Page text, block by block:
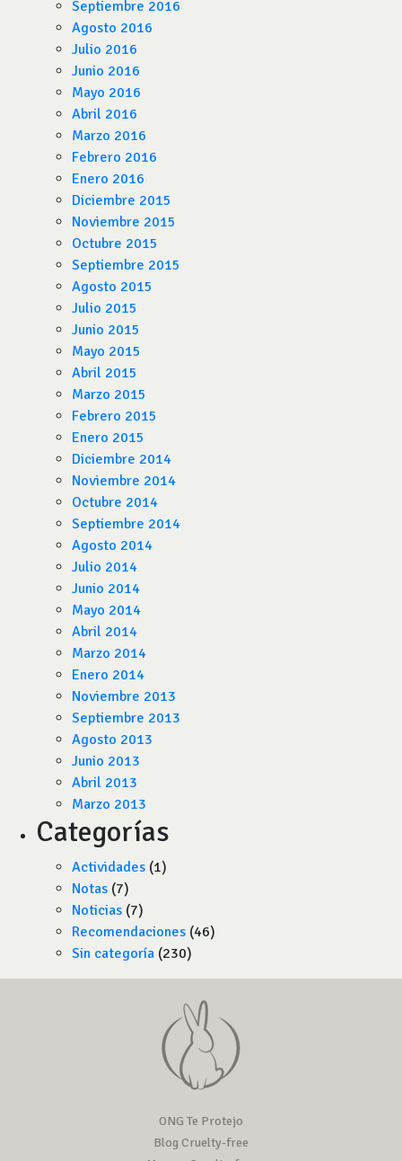
Septiembre 2016
Agosto 2016
Julio 2016
Junio 2016
Mayo 2016
Abril 2016
Marzo 2016
Febrero 2016
Enero 2016
Diciembre 2015
Noviembre 2015
Octubre 2015
Septiembre 2015
Agosto 2015
Julio 2015
Junio 2015
Mayo 2015
Abril 2015
Marzo 2015
Febrero 2015
Enero 2015
Diciembre 2014
Noviembre 2014
Octubre 2014
Septiembre 2014
Agosto 2014
Julio 2014
Junio 2014
Mayo 2014
Abril 2014
Marzo 2014
Enero 2014
Noviembre 2013
Septiembre 2013
Agosto 2013
Junio 2013
Abril 2013
Marzo 2013
Categorías
Actividades (1)
Notas (7)
Noticias (7)
Recomendaciones (46)
Sin categoría (230)
ONG Te Protejo
Blog Cruelty-free